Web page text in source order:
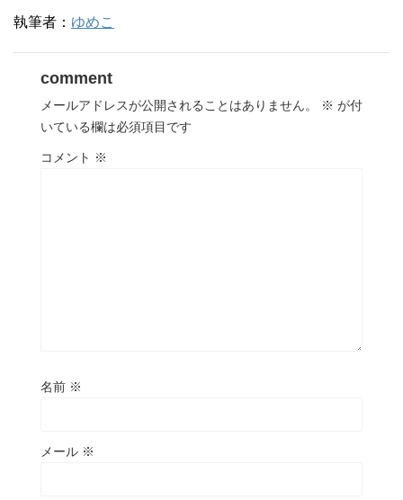
執筆者： ゆめこ
comment
メールアドレスが公開されることはありません。 ※ が付
いている欄は必須項目です
コメント ※
名前 ※
メール ※